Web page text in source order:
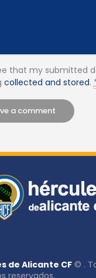
that my submitted
collected and stored.
de Alicante CF © .
reservados.